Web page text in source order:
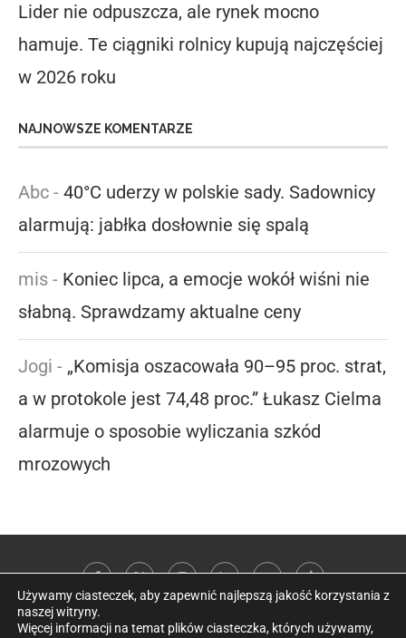
Lider nie odpuszcza, ale rynek mocno
hamuje. Te ciągniki rolnicy kupują najczęściej
w 2026 roku
NAJNOWSZE KOMENTARZE
Abc - 40°C uderzy w polskie sady. Sadownicy
alarmują: jabłka dosłownie się spalą
mis - Koniec lipca, a emocje wokół wiśni nie
słabną. Sprawdzamy aktualne ceny
Jogi - „Komisja oszacowała 90–95 proc. strat,
a w protokole jest 74,48 proc.” Łukasz Cielma
alarmuje o sposobie wyliczania szkód
mrozowych
Używamy ciasteczek, aby zapewnić najlepszą jakość korzystania z
naszej witryny.
Więcej informacji na temat plików ciasteczka, których używamy,